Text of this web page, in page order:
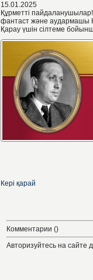
15.01.2025
Құрметті
фантаст және аудармашы
Қарау үшін сілтеме
Кері қарай
Комментарии ()
Авторизуйтесь на сайте